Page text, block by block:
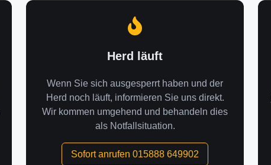
Herd läuft
Wenn Sie sich ausgesperrt haben und der
Herd noch läuft, informieren Sie uns direkt.
Wir kommen umgehend und behandeln dies
als Notfallsituation.
Sofort anrufen 015888 649902